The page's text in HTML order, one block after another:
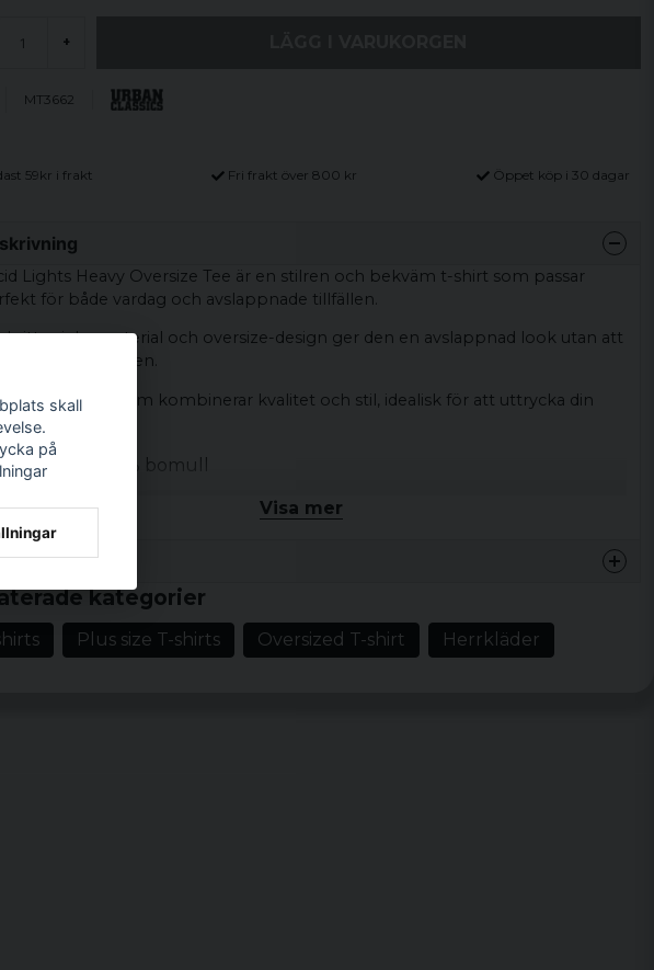
+
MT3662
59kr i frakt Fri frakt över 800 kr Öppet köp i 30 dagar
Lights Heavy Oversize Tee är en stilren och bekväm t-shirt som passar
för både vardag och avslappnade tillfällen.
sitt mjuka material och oversize-design ger den en avslappnad look utan att
på komforten.
en t-shirt som kombinerar kvalitet och stil, idealisk för att uttrycka din
stil.
Material: 100 % bomull
Storlekar: XS, S, M, L, XL, XXL, 3XL, 4XL, 5XL
Visa mer
kategorier
Plus size T-shirts Oversized T-shirt Herrkläder
skall
på